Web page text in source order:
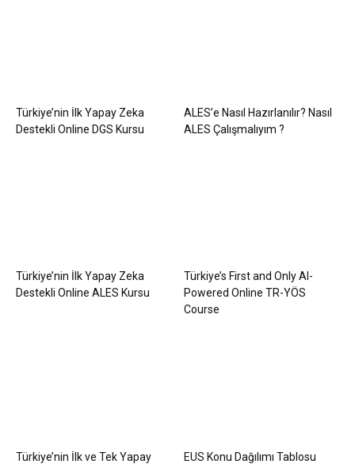
Türkiye’nin İlk Yapay Zeka
Destekli Online DGS Kursu
ALES’e Nasıl Hazırlanılır? Nasıl
ALES Çalışmalıyım ?
Türkiye’nin İlk Yapay Zeka
Destekli Online ALES Kursu
Türkiye’s First and Only AI-
Powered Online TR-YÖS
Course
Türkiye’nin İlk ve Tek Yapay
EUS Konu Dağılımı Tablosu